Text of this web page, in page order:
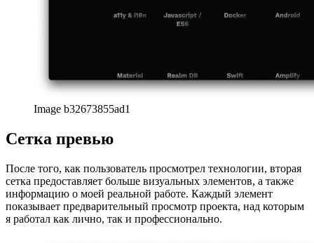
Image b32673855ad1
Сетка превью
После того, как пользователь просмотрел технологии, вторая